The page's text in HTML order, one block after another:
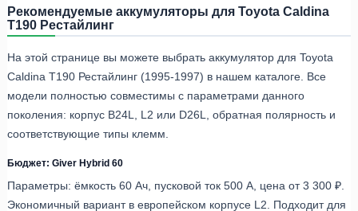
Рекомендуемые аккумуляторы для Toyota Caldina
T190 Рестайлинг
На этой странице вы можете выбрать аккумулятор для Toyota
Caldina T190 Рестайлинг (1995-1997) в нашем каталоге. Все
модели полностью совместимы с параметрами данного
поколения: корпус B24L, L2 или D26L, обратная полярность и
соответствующие типы клемм.
Бюджет: Giver Hybrid 60
Параметры: ёмкость 60 Ач, пусковой ток 500 А, цена от 3 300 ₽.
Экономичный вариант в европейском корпусе L2. Подходит для